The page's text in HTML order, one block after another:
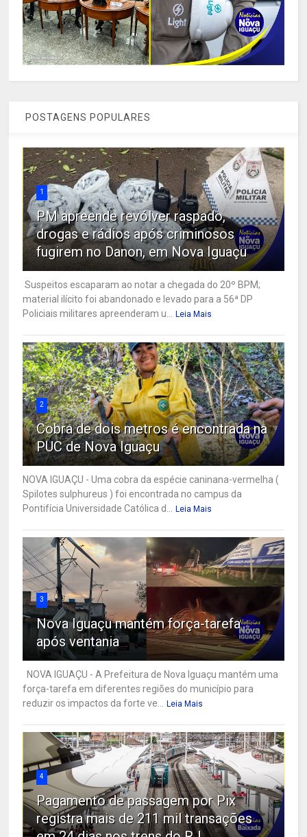
POSTAGENS POPULARES
1
PM apreende revólver raspado,
drogas e rádios após criminosos
fugirem no Danon, em Nova Iguaçu
Suspeitos escaparam ao notar a chegada do 20º BPM;
material ilícito foi abandonado e levado para a 56ª DP
Policiais militares apreenderam u...
Leia Mais
2
Cobra de dois metros é encontrada na
PUC de Nova Iguaçu
NOVA IGUAÇU - Uma cobra da espécie caninana-vermelha (
Spilotes sulphureus ) foi encontrada no campus da
Pontifícia Universidade Católica d...
Leia Mais
3
Nova Iguaçu mantém força-tarefa
após ventania
NOVA IGUAÇU - A Prefeitura de Nova Iguaçu mantém uma
força-tarefa em diferentes regiões do município para
reduzir os impactos da forte ve...
Leia Mais
4
Pagamento de passagem por Pix
registra mais de 211 mil transações